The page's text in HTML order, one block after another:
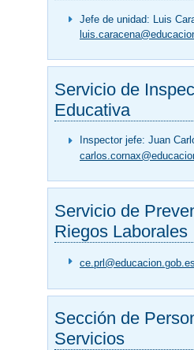
Jefe de unidad: Luis
Servicio de
Educativa
Inspector jefe: Juan
Servicio de
Riegos Laborales
ce.prl@educacion.gob.es
Sección de
Servicios